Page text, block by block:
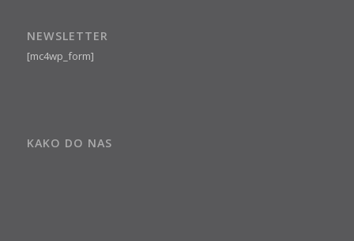
NEWSLETTER
[mc4wp_form]
KAKO DO NAS